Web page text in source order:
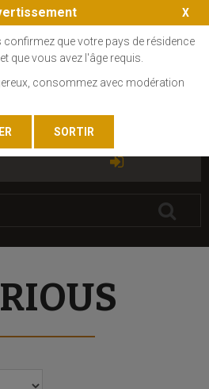
confirmez que votre pays de résidence
que vous avez l'âge requis.
consommez avec modération